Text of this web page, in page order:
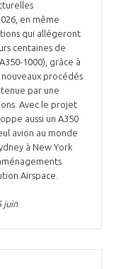
en même
qui allégeront
centaines de
1000), grâce à
procédés
par une
Avec le projet
aussi un A350
avion au monde
à New York
Airspace.
juin